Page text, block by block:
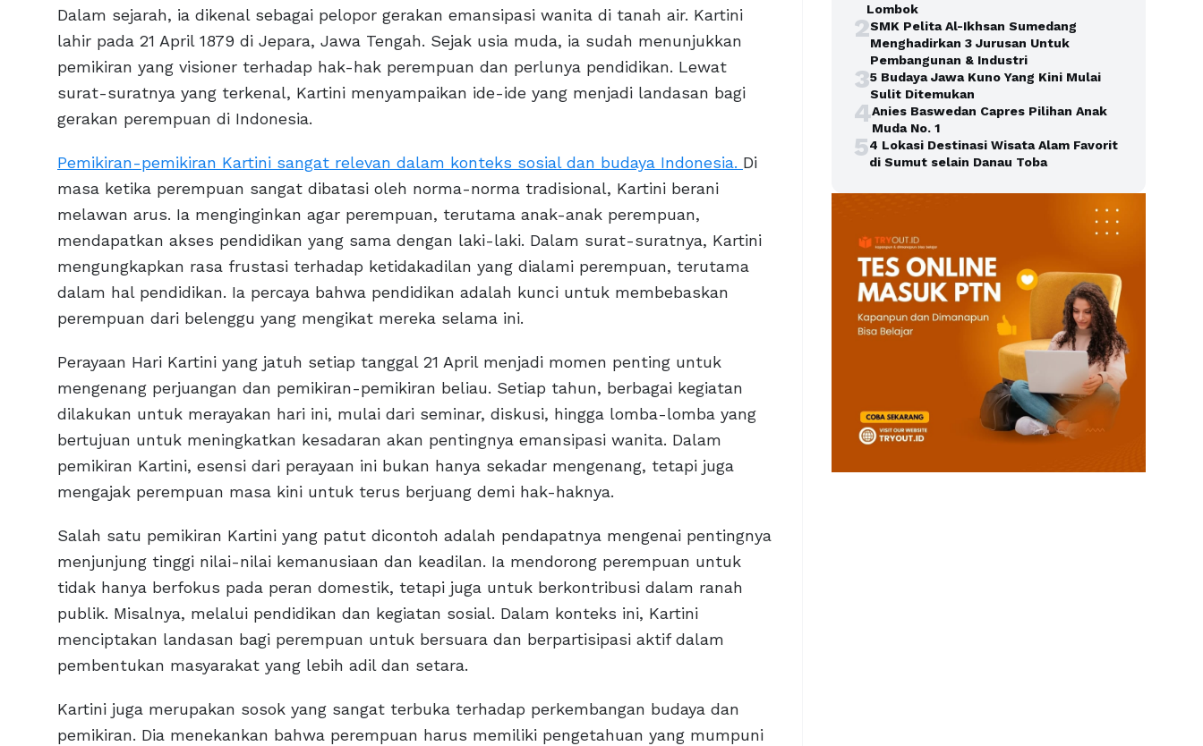
Dalam sejarah, ia dikenal sebagai pelopor gerakan emansipasi wanita di tanah air. Kartini
lahir pada 21 April 1879 di Jepara, Jawa Tengah. Sejak usia muda, ia sudah menunjukkan
pemikiran yang visioner terhadap hak-hak perempuan dan perlunya pendidikan. Lewat
surat-suratnya yang terkenal, Kartini menyampaikan ide-ide yang menjadi landasan bagi
gerakan perempuan di Indonesia.
Pemikiran-pemikiran Kartini sangat relevan dalam konteks sosial dan budaya Indonesia. Di
masa ketika perempuan sangat dibatasi oleh norma-norma tradisional, Kartini berani
melawan arus. Ia menginginkan agar perempuan, terutama anak-anak perempuan,
mendapatkan akses pendidikan yang sama dengan laki-laki. Dalam surat-suratnya, Kartini
mengungkapkan rasa frustasi terhadap ketidakadilan yang dialami perempuan, terutama
dalam hal pendidikan. Ia percaya bahwa pendidikan adalah kunci untuk membebaskan
perempuan dari belenggu yang mengikat mereka selama ini.
Perayaan Hari Kartini yang jatuh setiap tanggal 21 April menjadi momen penting untuk
mengenang perjuangan dan pemikiran-pemikiran beliau. Setiap tahun, berbagai kegiatan
dilakukan untuk merayakan hari ini, mulai dari seminar, diskusi, hingga lomba-lomba yang
bertujuan untuk meningkatkan kesadaran akan pentingnya emansipasi wanita. Dalam
pemikiran Kartini, esensi dari perayaan ini bukan hanya sekadar mengenang, tetapi juga
mengajak perempuan masa kini untuk terus berjuang demi hak-haknya.
Salah satu pemikiran Kartini yang patut dicontoh adalah pendapatnya mengenai pentingnya
menjunjung tinggi nilai-nilai kemanusiaan dan keadilan. Ia mendorong perempuan untuk
tidak hanya berfokus pada peran domestik, tetapi juga untuk berkontribusi dalam ranah
publik. Misalnya, melalui pendidikan dan kegiatan sosial. Dalam konteks ini, Kartini
menciptakan landasan bagi perempuan untuk bersuara dan berpartisipasi aktif dalam
pembentukan masyarakat yang lebih adil dan setara.
Kartini juga merupakan sosok yang sangat terbuka terhadap perkembangan budaya dan
pemikiran. Dia menekankan bahwa perempuan harus memiliki pengetahuan yang mumpuni
Lombok
2SMK Pelita Al-Ikhsan Sumedang
Menghadirkan 3 Jurusan Untuk
Pembangunan & Industri
35 Budaya Jawa Kuno Yang Kini Mulai
Sulit Ditemukan
4Anies Baswedan Capres Pilihan Anak
Muda No. 1
54 Lokasi Destinasi Wisata Alam Favorit
di Sumut selain Danau Toba